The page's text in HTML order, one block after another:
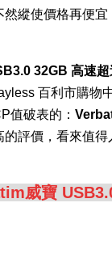
縱使價格再便
32GB 高速
百利市購物
值破表的：
評價，看來值得
威寶